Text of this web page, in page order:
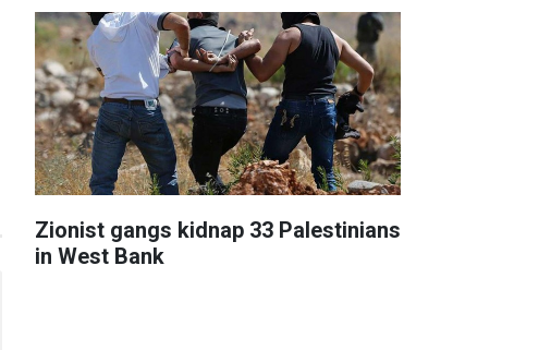
Zionist gangs kidnap 33 Palestinians
in West Bank